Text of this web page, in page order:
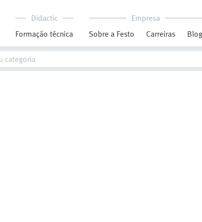
Didactic
Formação técnica
Empresa
Sobre a Festo
Carreiras Blog